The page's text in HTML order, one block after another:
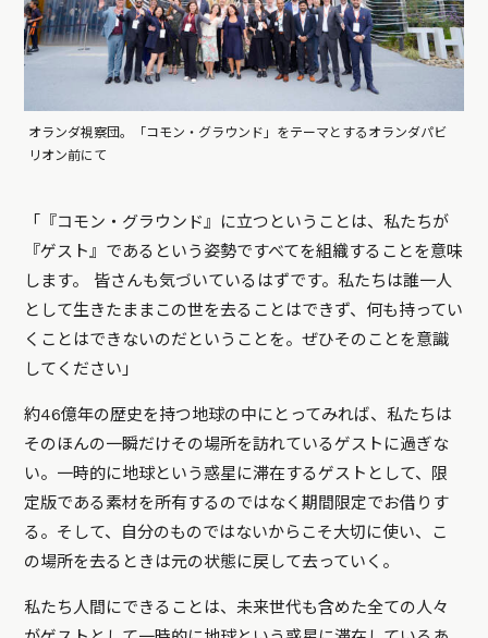
オランダ視察団。「コモン・グラウンド」をテーマとするオランダパビ
リオン前にて
「『コモン・グラウンド』に立つということは、私たちが
『ゲスト』であるという姿勢ですべてを組織することを意味
します。 皆さんも気づいているはずです。私たちは誰一人
として生きたままこの世を去ることはできず、何も持ってい
くことはできないのだということを。ぜひそのことを意識
してください」
約46億年の歴史を持つ地球の中にとってみれば、私たちは
そのほんの一瞬だけその場所を訪れているゲストに過ぎな
い。一時的に地球という惑星に滞在するゲストとして、限
定版である素材を所有するのではなく期間限定でお借りす
る。そして、自分のものではないからこそ大切に使い、こ
の場所を去るときは元の状態に戻して去っていく。
私たち人間にできることは、未来世代も含めた全ての人々